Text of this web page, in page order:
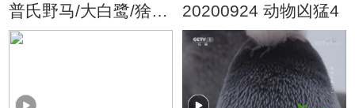
普氏野马/大白鹭/猞猁
20220515
20200924 动物凶猛4